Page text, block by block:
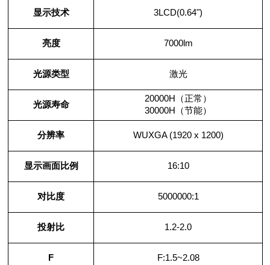
显示技术 3LCD(0.64")
亮度 7000lm
光源类型 激光
光源寿命
20000H
（正常）
30000H
（节能）
分辨率 WUXGA (1920 x 1200)
显示画面比例 16:10
对比度 5000000:1
投射比 1.2-2.0
F F:1.5~2.08